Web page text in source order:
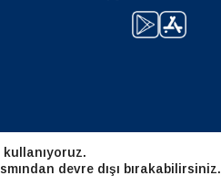
繁體中文
GBP - İngiliz Sterlini
NZD - Yeni Zelanda Doları
devre dışı bırakabilirsiniz.